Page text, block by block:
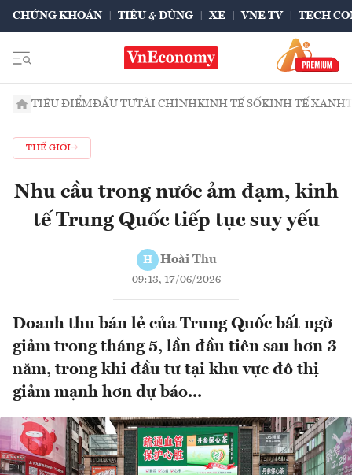
CHỨNG KHOÁN TIÊU & DÙNG XE VNE TV TECH
TIÊU ĐIỂMĐẦU TƯTÀI CHÍNHKINH TẾ SỐKINH TẾ XANH
THẾ GIỚI
Nhu cầu trong nước ảm đạm, kinh
tế Trung Quốc tiếp tục suy yếu
H Hoài Thu
09:13, 17/06/2026
Doanh thu bán lẻ của Trung Quốc bất ngờ
giảm trong tháng 5, lần đầu tiên sau hơn 3
năm, trong khi đầu tư tại khu vực đô thị
giảm mạnh hơn dự báo...